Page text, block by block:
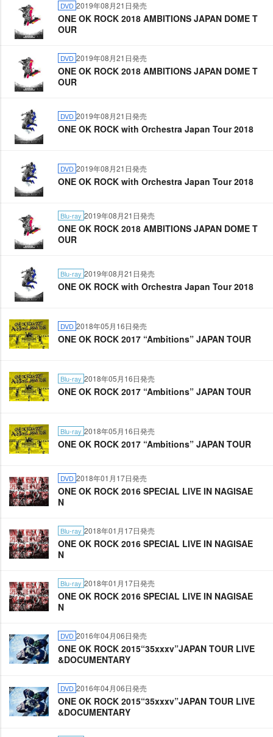
DVD 2019年08月21日発売
ONE OK ROCK 2018 AMBITIONS JAPAN DOME T
OUR
DVD 2019年08月21日発売
ONE OK ROCK 2018 AMBITIONS JAPAN DOME T
OUR
DVD 2019年08月21日発売
ONE OK ROCK with Orchestra Japan Tour 2018
DVD 2019年08月21日発売
ONE OK ROCK with Orchestra Japan Tour 2018
Blu-ray 2019年08月21日発売
ONE OK ROCK 2018 AMBITIONS JAPAN DOME T
OUR
Blu-ray 2019年08月21日発売
ONE OK ROCK with Orchestra Japan Tour 2018
DVD 2018年05月16日発売
ONE OK ROCK 2017 “Ambitions” JAPAN TOUR
Blu-ray 2018年05月16日発売
ONE OK ROCK 2017 “Ambitions” JAPAN TOUR
Blu-ray 2018年05月16日発売
ONE OK ROCK 2017 “Ambitions” JAPAN TOUR
DVD 2018年01月17日発売
ONE OK ROCK 2016 SPECIAL LIVE IN NAGISAE
N
Blu-ray 2018年01月17日発売
ONE OK ROCK 2016 SPECIAL LIVE IN NAGISAE
N
Blu-ray 2018年01月17日発売
ONE OK ROCK 2016 SPECIAL LIVE IN NAGISAE
N
DVD 2016年04月06日発売
ONE OK ROCK 2015“35xxxv”JAPAN TOUR LIVE
&DOCUMENTARY
DVD 2016年04月06日発売
ONE OK ROCK 2015“35xxxv”JAPAN TOUR LIVE
&DOCUMENTARY